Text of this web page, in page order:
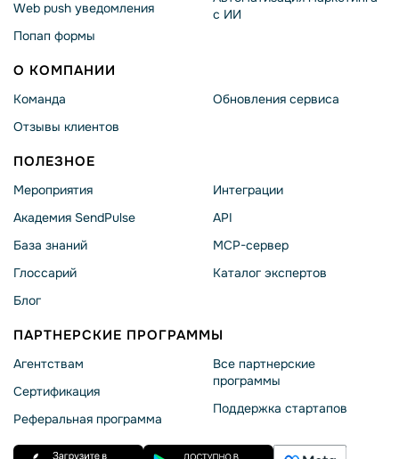
Web push уведомления
Попап формы
с ИИ
О КОМПАНИИ
Команда
Отзывы клиентов
Обновления сервиса
ПОЛЕЗНОЕ
Мероприятия
Академия SendPulse
База знаний
Глоссарий
Блог
Интеграции
API
MCP-сервер
Каталог экспертов
ПАРТНЕРСКИЕ ПРОГРАММЫ
Агентствам
Сертификация
Реферальная программа
Все партнерские
программы
Поддержка стартапов